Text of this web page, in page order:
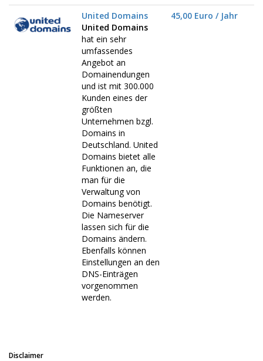
United Domains
United Domains
hat ein sehr
umfassendes
Angebot an
Domainendungen
und ist mit 300.000
Kunden eines der
größten
Unternehmen bzgl.
Domains in
Deutschland. United
Domains bietet alle
Funktionen an, die
man für die
Verwaltung von
Domains benötigt.
Die Nameserver
lassen sich für die
Domains ändern.
Ebenfalls können
Einstellungen an den
DNS-Einträgen
vorgenommen
werden.
45,00 Euro / Jahr
Disclaimer